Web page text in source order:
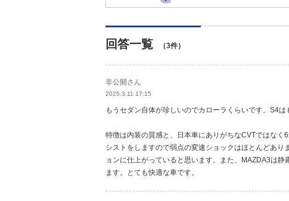
回答一覧 （3件）
非公開さん
2025.3.11 17:15
もうセダン自体が珍しいのでカローラくらいです。S4は
特徴は内装の質感と、日本車にありがちなCVTではな
シストをしますので弱点の変速ショックはほとんどあ
ョンに仕上がっていると思います。また、MAZDA3は
ます。とても快適な車です。